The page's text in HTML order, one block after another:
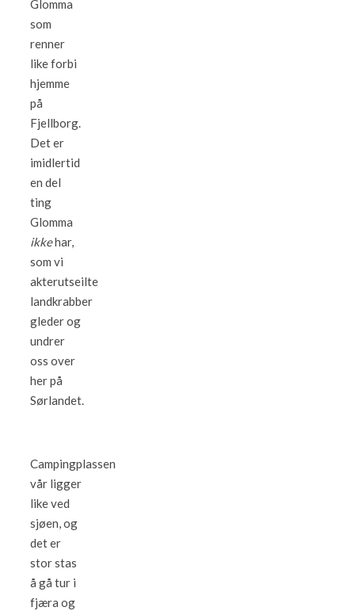
Glomma
som
renner
like forbi
hjemme
på
Fjellborg.
Det er
imidlertid
en del
ting
Glomma
ikkehar,
som vi
akterutseilte
landkrabber
gleder og
undrer
oss over
her på
Sørlandet.
Campingplassen
vår ligger
like ved
sjøen, og
det er
stor stas
å gå tur i
fjæra og